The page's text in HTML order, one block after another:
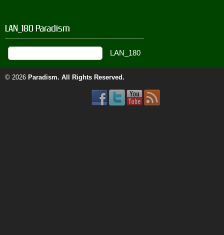
LAN_180 Paradism
© 2026 Paradism. All Rights Reserved.